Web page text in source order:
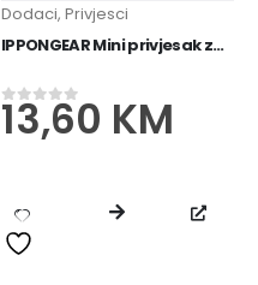
Dodaci, Privjesci
IPPONGEAR Mini privjesak za ključeve s remenom
0 od 5
13,60 KM